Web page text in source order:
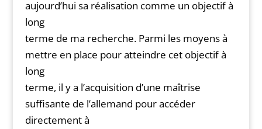
aujourd’hui sa réalisation comme un objectif à
long
terme de ma recherche. Parmi les moyens à
mettre en place pour atteindre cet objectif à
long
terme, il y a l’acquisition d’une maîtrise
suffisante de l’allemand pour accéder
directement à